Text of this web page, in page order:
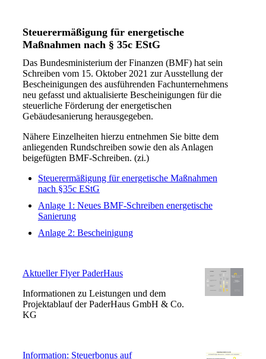
Steuerermäßigung für energetische
Maßnahmen nach § 35c EStG
Das Bundesministerium der Finanzen (BMF) hat sein
Schreiben vom 15. Oktober 2021 zur Ausstellung der
Bescheinigungen des ausführenden Fachunternehmens
neu gefasst und aktualisierte Bescheinigungen für die
steuerliche Förderung der energetischen
Gebäudesanierung herausgegeben.
Nähere Einzelheiten hierzu entnehmen Sie bitte dem
anliegenden Rundschreiben sowie den als Anlagen
beigefügten BMF-Schreiben. (zi.)
Steuerermäßigung für energetische Maßnahmen
nach §35c EStG
Anlage 1: Neues BMF-Schreiben energetische
Sanierung
Anlage 2: Bescheinigung
Aktueller Flyer PaderHaus
Informationen zu Leistungen und dem
Projektablauf der PaderHaus GmbH & Co.
KG
Information: Steuerbonus auf